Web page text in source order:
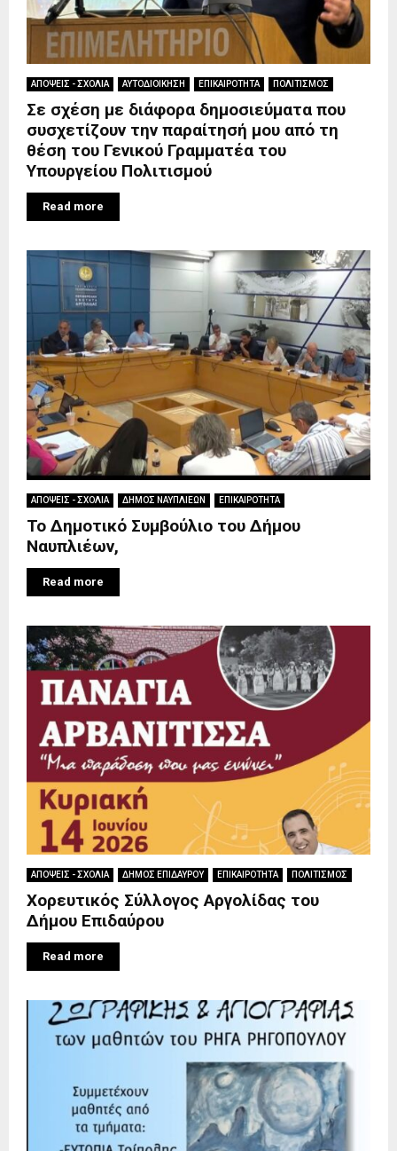
ΑΠΟΨΕΙΣ - ΣΧΟΛΙΑ ΑΥΤΟΔΙΟΙΚΗΣΗ ΕΠΙΚΑΙΡΟΤΗΤΑ ΠΟΛΙΤΙΣΜΟΣ
Σε σχέση με διάφορα δημοσιεύματα που
συσχετίζουν την παραίτησή μου από τη
θέση του Γενικού Γραμματέα του
Υπουργείου Πολιτισμού
Read more
ΑΠΟΨΕΙΣ - ΣΧΟΛΙΑ ΔΗΜΟΣ ΝΑΥΠΛΙΕΩΝ ΕΠΙΚΑΙΡΟΤΗΤΑ
Το Δημοτικό Συμβούλιο του Δήμου
Ναυπλιέων,
Read more
ΑΠΟΨΕΙΣ - ΣΧΟΛΙΑ ΔΗΜΟΣ ΕΠΙΔΑΥΡΟΥ ΕΠΙΚΑΙΡΟΤΗΤΑ ΠΟΛΙΤΙΣΜΟΣ
Χορευτικός Σύλλογος Αργολίδας του
Δήμου Επιδαύρου
Read more